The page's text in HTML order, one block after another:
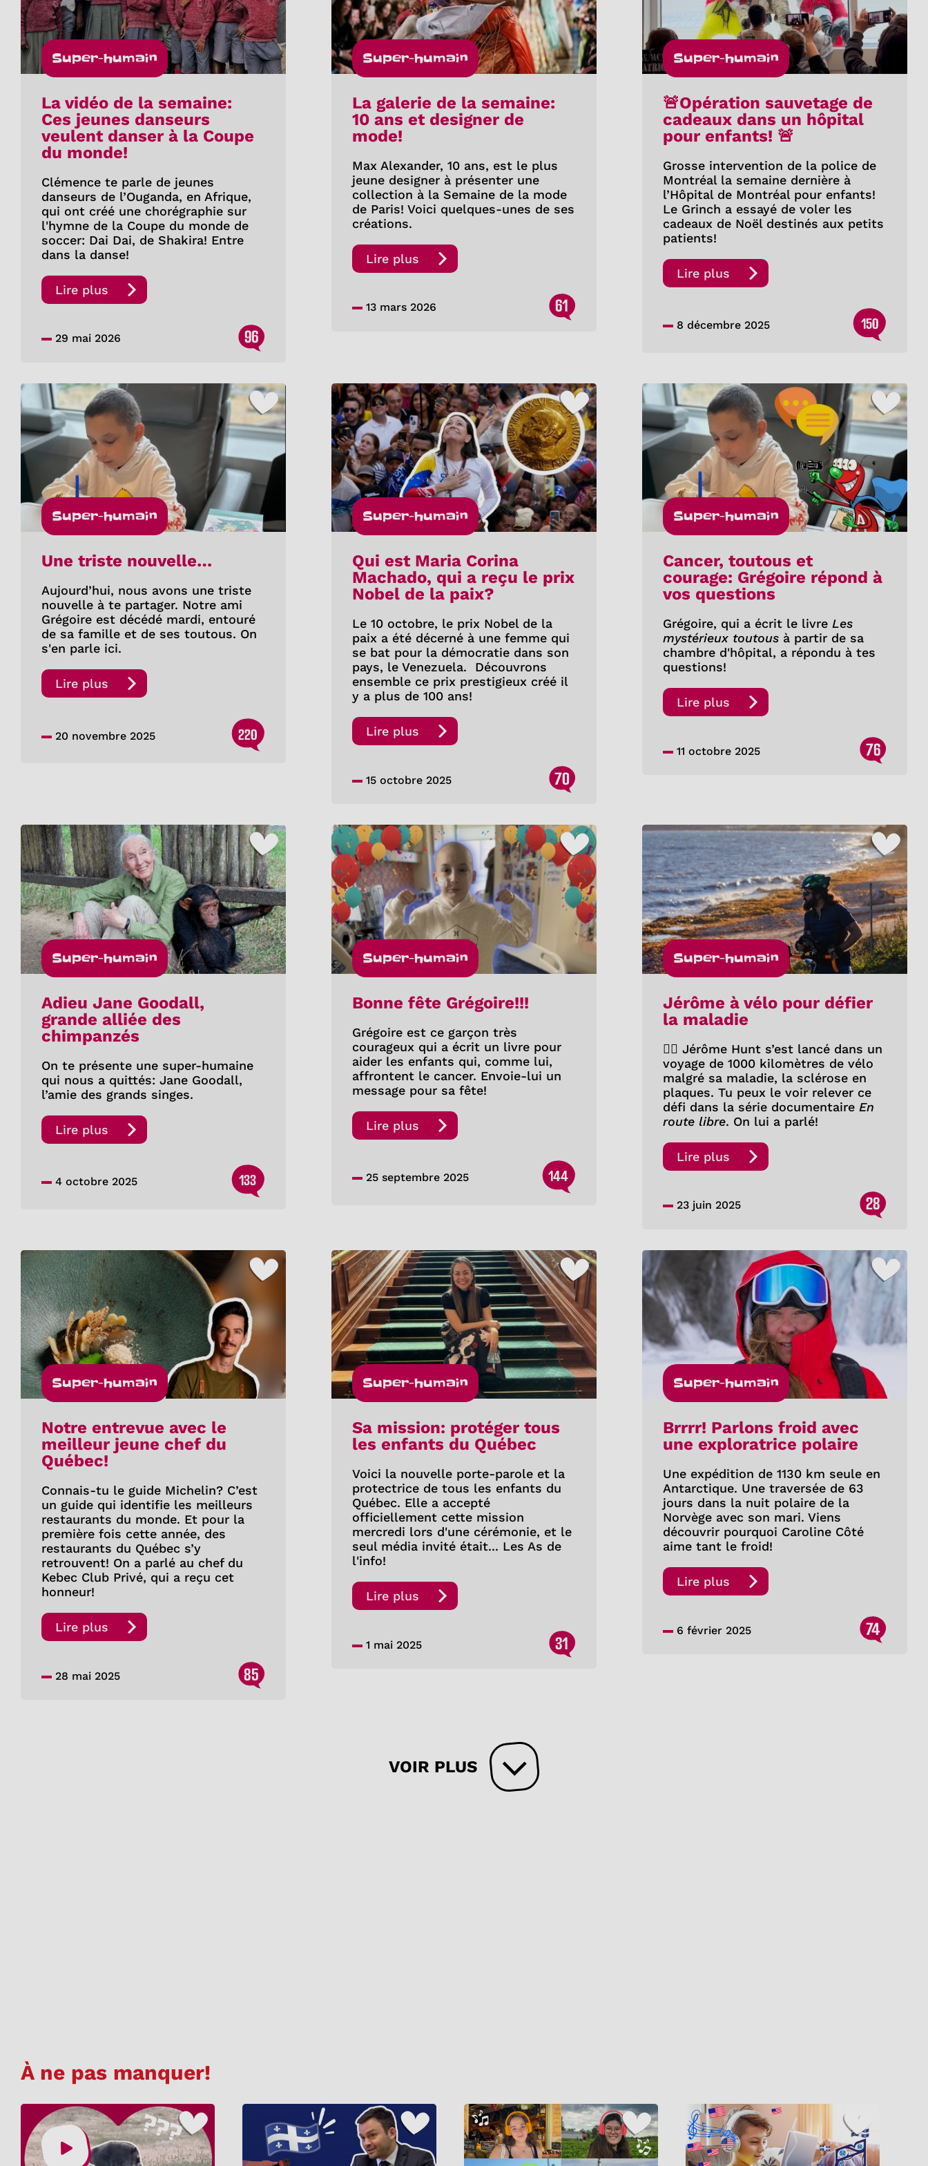
Super-humain
La vidéo de la semaine:
Ces jeunes danseurs
veulent danser à la Coupe
du monde!
Clémence te parle de jeunes
danseurs de l’Ouganda, en Afrique,
qui ont créé une chorégraphie sur
l'hymne de la Coupe du monde de
soccer: Dai Dai, de Shakira! Entre
dans la danse!
Lire plus
29 mai 2026 96
Super-humain
La galerie de la semaine:
10 ans et designer de
mode!
Max Alexander, 10 ans, est le plus
jeune designer à présenter une
collection à la Semaine de la mode
de Paris! Voici quelques-unes de ses
créations.
Lire plus
13 mars 2026 61
Super-humain
🚨Opération sauvetage de
cadeaux dans un hôpital
pour enfants! 🚨
Grosse intervention de la police de
Montréal la semaine dernière à
l’Hôpital de Montréal pour enfants!
Le Grinch a essayé de voler les
cadeaux de Noël destinés aux petits
patients!
Lire plus
8 décembre 2025 150
Super-humain
Une triste nouvelle…
Aujourd’hui, nous avons une triste
nouvelle à te partager. Notre ami
Grégoire est décédé mardi, entouré
de sa famille et de ses toutous. On
s'en parle ici.
Lire plus
20 novembre 2025 220
Super-humain
Qui est Maria Corina
Machado, qui a reçu le prix
Nobel de la paix?
Le 10 octobre, le prix Nobel de la
paix a été décerné à une femme qui
se bat pour la démocratie dans son
pays, le Venezuela. Découvrons
ensemble ce prix prestigieux créé il
y a plus de 100 ans!
Lire plus
15 octobre 2025 70
Super-humain
Cancer, toutous et
courage: Grégoire répond à
vos questions
Grégoire, qui a écrit le livreLes
mystérieux toutous à partir de sa
chambre d'hôpital, a répondu à tes
questions!
Lire plus
11 octobre 2025 76
Super-humain
Adieu Jane Goodall,
grande alliée des
chimpanzés
On te présente une super-humaine
qui nous a quittés: Jane Goodall,
l’amie des grands singes.
Lire plus
4 octobre 2025 133
Super-humain
Bonne fête Grégoire!!!
Grégoire est ce garçon très
courageux qui a écrit un livre pour
aider les enfants qui, comme lui,
affrontent le cancer. Envoie-lui un
message pour sa fête!
Lire plus
25 septembre 2025 144
Super-humain
Jérôme à vélo pour défier
la maladie
🚴‍♂️ Jérôme Hunt s’est lancé dans un
voyage de 1000 kilomètres de vélo
malgré sa maladie, la sclérose en
plaques. Tu peux le voir relever ce
défi dans la série documentaire En
route libre. On lui a parlé!
Lire plus
23 juin 2025 28
Super-humain
Notre entrevue avec le
meilleur jeune chef du
Québec!
Connais-tu le guide Michelin? C’est
un guide qui identifie les meilleurs
restaurants du monde. Et pour la
première fois cette année, des
restaurants du Québec s’y
retrouvent! On a parlé au chef du
Kebec Club Privé, qui a reçu cet
honneur!
Lire plus
28 mai 2025 85
Super-humain
Sa mission: protéger tous
les enfants du Québec
Voici la nouvelle porte-parole et la
protectrice de tous les enfants du
Québec. Elle a accepté
officiellement cette mission
mercredi lors d'une cérémonie, et le
seul média invité était... Les As de
l'info!
Lire plus
1 mai 2025 31
Super-humain
Brrrr! Parlons froid avec
une exploratrice polaire
Une expédition de 1130 km seule en
Antarctique. Une traversée de 63
jours dans la nuit polaire de la
Norvège avec son mari. Viens
découvrir pourquoi Caroline Côté
aime tant le froid!
Lire plus
6 février 2025 74
VOIR PLUS
À ne pas manquer!